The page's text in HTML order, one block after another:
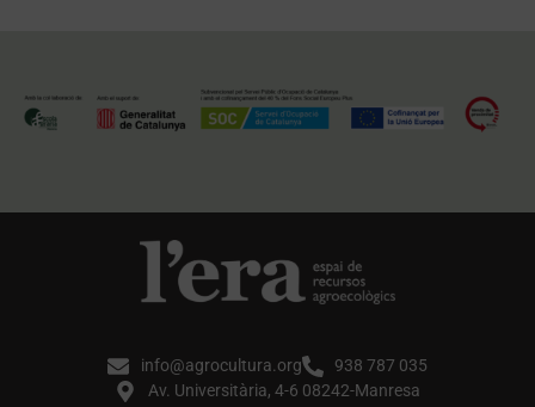
info@agrocultura.org
938 787 035
Av. Universitària, 4-6 08242-Manresa